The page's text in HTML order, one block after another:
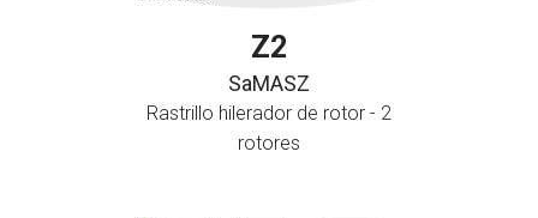
Z2
SaMASZ
Rastrillo hilerador de rotor - 2
rotores